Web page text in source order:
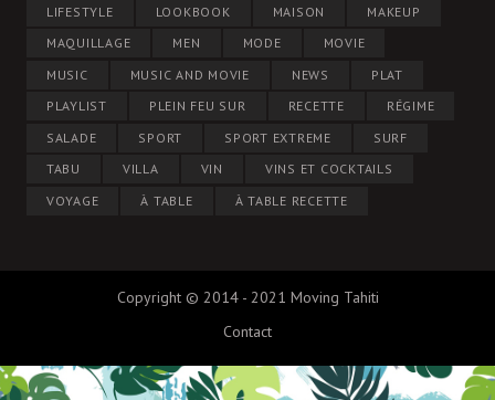
LIFESTYLE
LOOKBOOK MAISON
MAKEUP
MAQUILLAGE
MEN MODE
MOVIE
MUSIC
MUSIC AND MOVIE NEWS
PLAT
PLAYLIST
PLEIN FEU SUR RECETTE
RÉGIME
SALADE
SPORT SPORT EXTREME
SURF
TABU
VILLA VIN
VINS ET COCKTAILS
VOYAGE
À TABLE À TABLE RECETTE
Copyright © 2014 - 2021 Moving Tahiti
Contact